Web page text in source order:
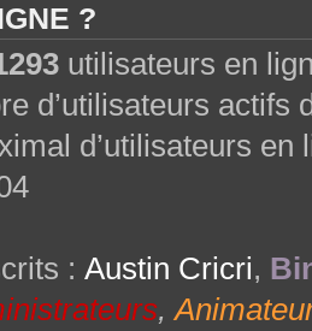
?
utilisateurs en
d’utilisateurs actifs
d’utilisateurs
: Austin Cricri,
,